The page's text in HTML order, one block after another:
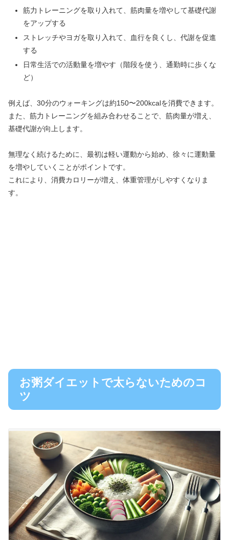
筋力トレーニングを取り入れて、筋肉量を増やして基礎代謝
をアップする
ストレッチやヨガを取り入れて、血行を良くし、代謝を促進
する
日常生活での活動量を増やす（階段を使う、通勤時に歩くな
ど）
例えば、30分のウォーキングは約150〜200kcalを消費できます。
また、筋力トレーニングを組み合わせることで、筋肉量が増え、
基礎代謝が向上します。
無理なく続けるために、最初は軽い運動から始め、徐々に運動量
を増やしていくことがポイントです。
これにより、消費カロリーが増え、体重管理がしやすくなりま
す。
お粥ダイエットで太らないためのコ
ツ